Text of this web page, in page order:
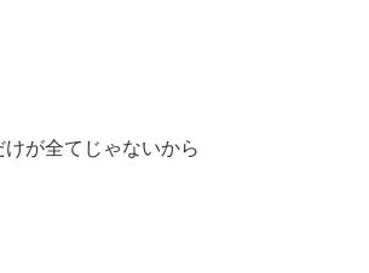
けが全てじゃないから